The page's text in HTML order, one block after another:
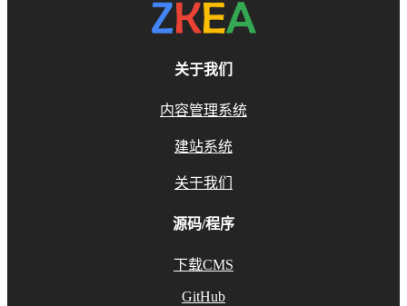
关于我们
内容管理系统
建站系统
关于我们
源码/程序
下载CMS
GitHub